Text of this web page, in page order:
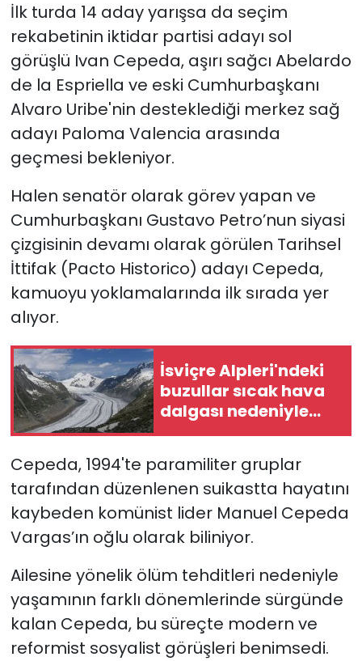
İlk turda 14 aday yarışsa da seçim
rekabetinin iktidar partisi adayı sol
görüşlü Ivan Cepeda, aşırı sağcı Abelardo
de la Espriella ve eski Cumhurbaşkanı
Alvaro Uribe'nin desteklediği merkez sağ
adayı Paloma Valencia arasında
geçmesi bekleniyor.
Halen senatör olarak görev yapan ve
Cumhurbaşkanı Gustavo Petro’nun siyasi
çizgisinin devamı olarak görülen Tarihsel
İttifak (Pacto Historico) adayı Cepeda,
kamuoyu yoklamalarında ilk sırada yer
alıyor.
İsviçre Alpleri'ndeki
buzullar sıcak hava
dalgası nedeniyle
erken eriyor
Cepeda, 1994'te paramiliter gruplar
tarafından düzenlenen suikastta hayatını
kaybeden komünist lider Manuel Cepeda
Vargas’ın oğlu olarak biliniyor.
Ailesine yönelik ölüm tehditleri nedeniyle
yaşamının farklı dönemlerinde sürgünde
kalan Cepeda, bu süreçte modern ve
reformist sosyalist görüşleri benimsedi.
Teknoloji
TÜRKiYE
Video Galeri
YAŞAM
Yazarlar